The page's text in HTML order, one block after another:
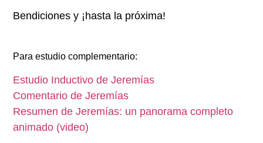
Bendiciones y ¡hasta la próxima!
Para estudio complementario:
Estudio Inductivo de Jeremías
Comentario de Jeremías
Resumen de Jeremías: un panorama completo
animado (video)